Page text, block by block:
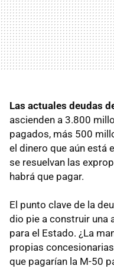
Las actuales deudas
ascienden a 3.800
pagados, más 500
el dinero que aún está
se resuelvan las
habrá que pagar.
El punto clave de la
dio pie a construir una
para el Estado. ¿La
propias
que pagarían la M-50